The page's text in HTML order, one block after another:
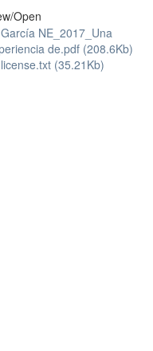
Open
García NE_2017_Una
de.pdf (208.6Kb)
license.txt (35.21Kb)